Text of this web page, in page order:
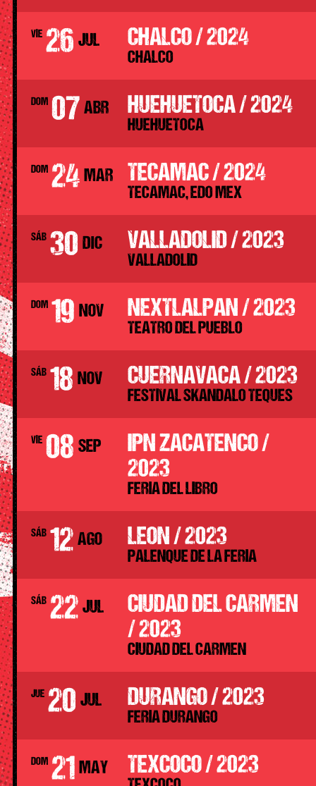
VIE 26 JUL CHALCO / 2024
CHALCO
DOM 07 ABR HUEHUETOCA / 2024
HUEHUETOCA
DOM 24 MAR TECAMAC / 2024
TECAMAC, EDO MEX
SÁB 30 DIC VALLADOLID / 2023
VALLADOLID
DOM 19 NOV NEXTLALPAN / 2023
TEATRO DEL PUEBLO
SÁB 18 NOV CUERNAVACA / 2023
FESTIVAL SKANDALO TEQUES
VIE 08 SEP
IPN ZACATENCO /
2023
FERIA DEL LIBRO
SÁB 12 AGO LEON / 2023
PALENQUE DE LA FERIA
SÁB 22 JUL
CIUDAD DEL CARMEN
/ 2023
CIUDAD DEL CARMEN
JUE 20 JUL DURANGO / 2023
FERIA DURANGO
DOM 21 MAY TEXCOCO / 2023